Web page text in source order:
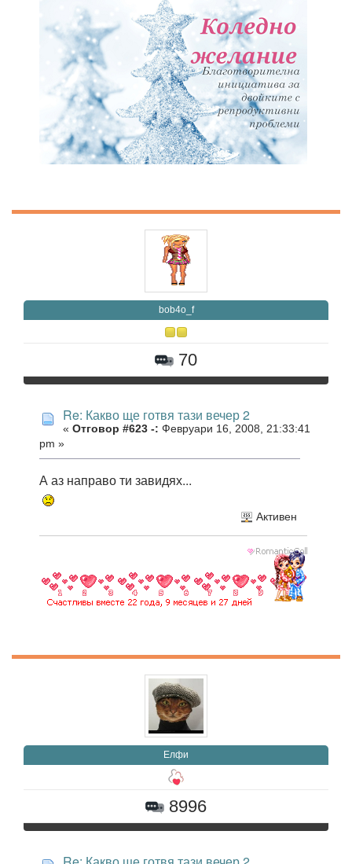
bob4o_f
70
Re: Какво ще готвя тази вечер 2
« Отговор #623 -: Февруари 16, 2008, 21:33:41
pm »
А аз направо ти завидях...
Активен
Елфи
8996